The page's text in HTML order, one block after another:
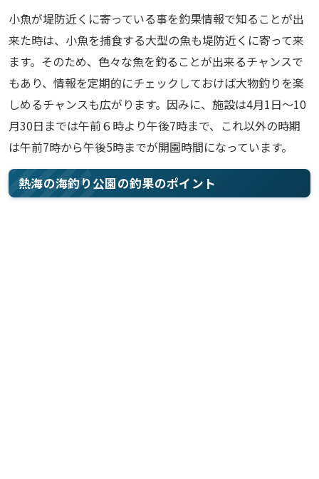
小魚が堤防近くに寄っている事を釣果情報で知ることが出
来た時は、小魚を捕食する大型の魚も堤防近くに寄って来
ます。そのため、色々な魚を釣ることが出来るチャンスで
もあり、情報を定期的にチェックしておけば大物釣りを楽
しめるチャンスも広がります。因みに、施設は4月1日～10
月30日までは午前６時より午後7時まで、これ以外の時期
は午前7時から午後5時までが開園時間になっています。
熱海の海釣り公園の釣果のポイント